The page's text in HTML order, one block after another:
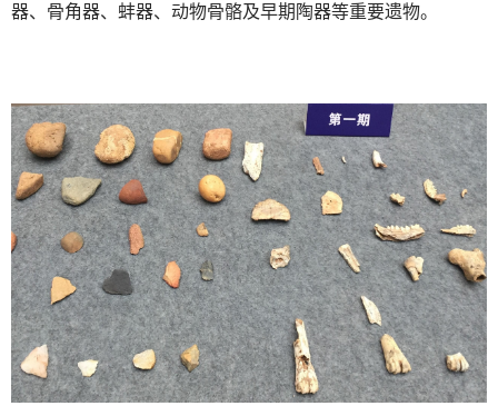
器、骨角器、蚌器、动物骨骼及早期陶器等重要遗物。